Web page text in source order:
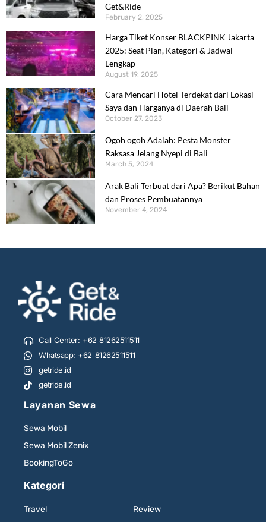
Get&Ride
February 2, 2025
Harga Tiket Konser BLACKPINK Jakarta
2025: Seat Plan, Kategori & Jadwal
Lengkap
August 19, 2025
Cara Mencari Hotel Terdekat dari Lokasi
Saya dan Harganya di Daerah Bali
October 27, 2023
Ogoh ogoh Adalah: Pesta Monster
Raksasa Jelang Nyepi di Bali
March 5, 2024
Arak Bali Terbuat dari Apa? Berikut Bahan
dan Proses Pembuatannya
November 4, 2024
Call Center: +62 81262511511
Whatsapp: +62 81262511511
getride.id
getride.id
Layanan Sewa
Sewa Mobil
Sewa Mobil Zenix
BookingToGo
Kategori
Travel
Review